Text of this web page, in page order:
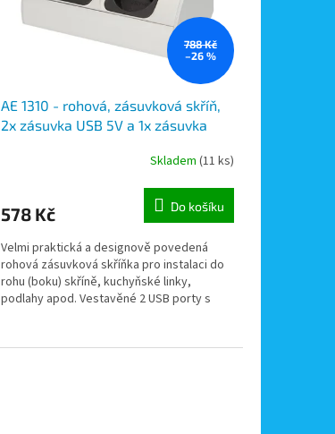
788 Kč
–26 %
AE 1310 - rohová, zásuvková skříň,
2x zásuvka USB 5V a 1x zásuvka
Skladem (11 ks)
578 Kč Do košíku
Velmi praktická a designově povedená
rohová zásuvková skříňka pro instalaci do
rohu (boku) skříně, kuchyňské linky,
podlahy apod. Vestavěné 2 USB porty s